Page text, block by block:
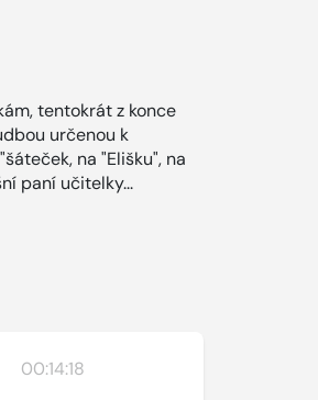
tentokrát z konce
určenou k
na "Elišku", na
paní učitelky...
00:14:18